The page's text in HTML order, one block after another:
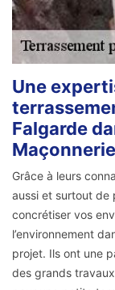
Une
Falgarde
Grâce à leurs
aussi et surtout de
concrétiser vos
l’environnement
projet. Ils ont une
des grands